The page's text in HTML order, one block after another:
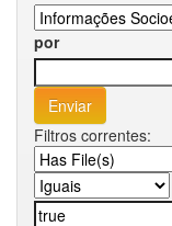
por
Filtros correntes: